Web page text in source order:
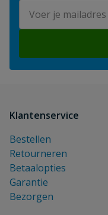
Klantenservice
Bestellen
Retourneren
Betaalopties
Garantie
Bezorgen